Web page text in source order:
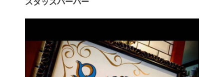
スタッズバーバー